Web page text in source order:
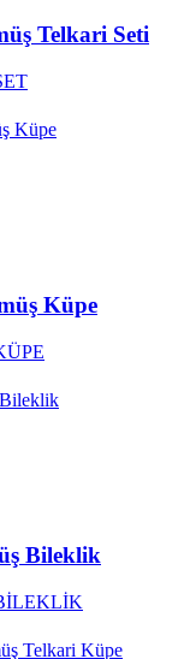
Telkari Seti
Küpe
Bileklik